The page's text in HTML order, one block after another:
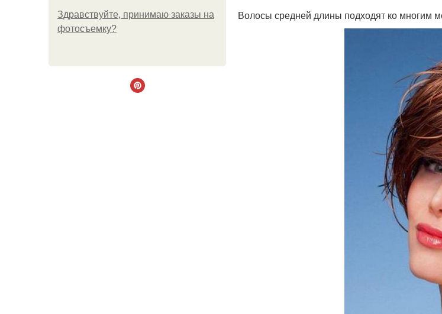
Здравствуйте, принимаю заказы на
фотосъемку?
Волосы средней длины подходят ко многим